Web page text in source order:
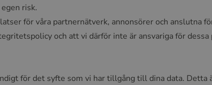
risk.
för våra partnernätverk, annonsörer och anslutna
och att vi därför inte är ansvariga för dessa
för det syfte som vi har tillgång till dina data.